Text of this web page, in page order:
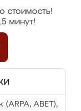
стоимость!
минут!
ABET),